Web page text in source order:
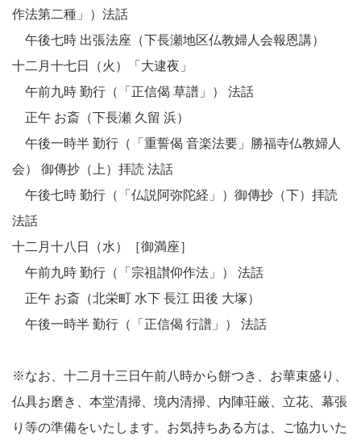
作法第二種」）法話
午後七時 出張法座（下長瀬地区仏教婦人会報恩講）
十二月十七日（火）「大逮夜」
午前九時 勤行（「正信偈 草譜」） 法話
正午 お斎（下長瀬 久留 浜）
午後一時半 勤行（「重誓偈 音楽法要」勝福寺仏教婦人
会） 御傳抄（上）拝読 法話
午後七時 勤行（「仏説阿弥陀経」）御傳抄（下）拝読
法話
十二月十八日（水）［御満座］
午前九時 勤行（「宗祖讃仰作法」） 法話
正午 お斎（北栄町 水下 長江 田後 大塚）
午後一時半 勤行（「正信偈 行譜」） 法話
※なお、十二月十三日午前八時から餅つき、お華束盛り、
仏具お磨き、本堂清掃、境内清掃、内陣荘厳、立花、幕張
り等の準備をいたします。お気持ちある方は、ご協力いた